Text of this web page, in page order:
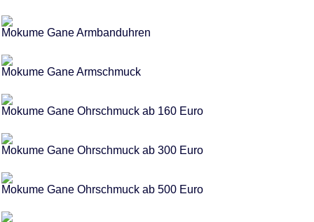
Mokume Gane Armbanduhren
Mokume Gane Armschmuck
Mokume Gane Ohrschmuck ab 160 Euro
Mokume Gane Ohrschmuck ab 300 Euro
Mokume Gane Ohrschmuck ab 500 Euro